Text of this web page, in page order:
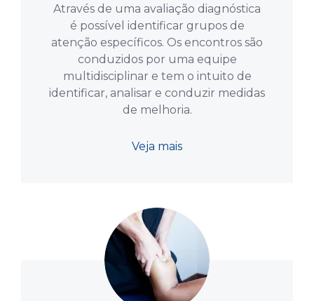
Através de uma avaliação diagnóstica
é possível identificar grupos de
atenção específicos. Os encontros são
conduzidos por uma equipe
multidisciplinar e tem o intuito de
identificar, analisar e conduzir medidas
de melhoria.
Veja mais